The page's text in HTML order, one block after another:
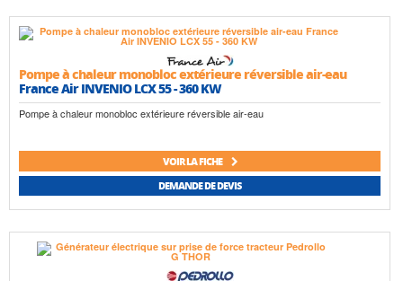
Pompe à chaleur monobloc extérieure réversible air-eau
France Air INVENIO LCX 55 - 360 KW
Pompe à chaleur monobloc extérieure réversible air-eau
VOIR LA FICHE
DEMANDE DE DEVIS